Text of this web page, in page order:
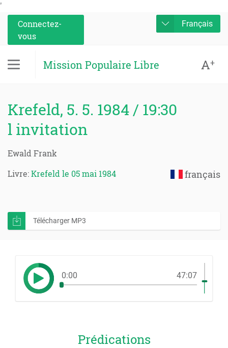
'
Connectez-
vous
Français
Mission Populaire Libre A+
Krefeld, 5. 5. 1984 / 19:30
l invitation
Ewald Frank
français
Livre:Krefeld le 05 mai 1984
Télécharger MP3
0:00 47:07
Prédications